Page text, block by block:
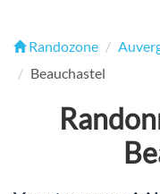
Randozone
Beauchastel